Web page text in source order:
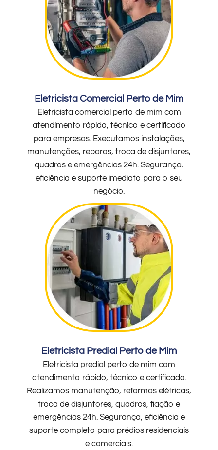
Eletricista Comercial Perto de Mim
Eletricista comercial perto de mim com
atendimento rápido, técnico e certificado
para empresas. Executamos instalações,
manutenções, reparos, troca de disjuntores,
quadros e emergências 24h. Segurança,
eficiência e suporte imediato para o seu
negócio.
Eletricista Predial Perto de Mim
Eletricista predial perto de mim com
atendimento rápido, técnico e certificado.
Realizamos manutenção, reformas elétricas,
troca de disjuntores, quadros, fiação e
emergências 24h. Segurança, eficiência e
suporte completo para prédios residenciais
e comerciais.